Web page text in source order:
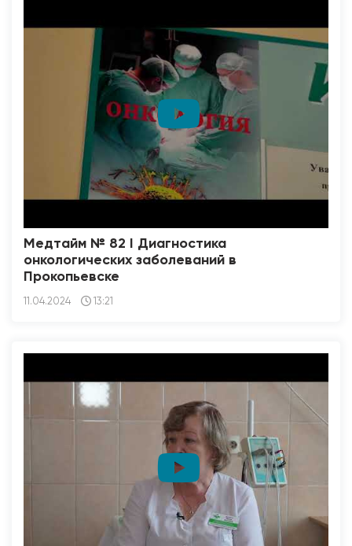
Медтайм № 82 I Диагностика
онкологических заболеваний в
Прокопьевске
11.04.2024 13:21